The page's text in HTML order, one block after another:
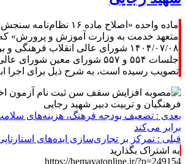
ماده واحده «اصلاح ماده
۱۴۰۴/۰۷/۰۸ شورای عالی انقلاب
جلسات ۵۵۴ و ۵۵۷ شورای معین
تصویب رسیده است، به شرح ذیل برای اجرا
بعدی : تضعیف بودجه فرهنگ، هزینه‌های
برابر می‌کند
قبلی : تمرکز بر تجاری‌سازی ایده‌های
به اشتراک بگذارید
https://hemayatonline.ir/?p=249154